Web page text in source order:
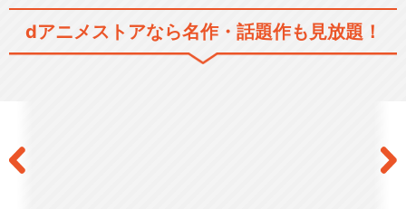
dアニメストアなら名作・話題作も見放題！